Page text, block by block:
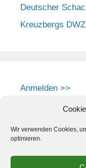
Wir verwenden Cookies,
optimieren.
Deutscher
Kreuzbergs DWZ
Anmelden >>